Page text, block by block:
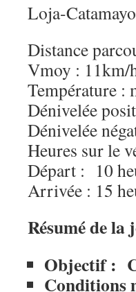
Loja-Catamayo
Distance
Vmoy :
Température :
Dénivelée
Dénivelée
Heures sur le
Départ : 10
Arrivée : 15
Résumé de la
Objectif :
Conditions